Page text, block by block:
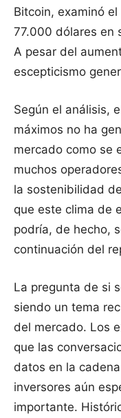
Bitcoin, examinó
77.000 dólares en
A pesar del
escepticismo
Según el análisis,
máximos no ha
mercado como se
muchos
la sostenibilidad
que este clima de
podría, de hecho,
continuación del
La pregunta de si
siendo un tema
del mercado. Los
que las
datos en la
inversores aún
importante.